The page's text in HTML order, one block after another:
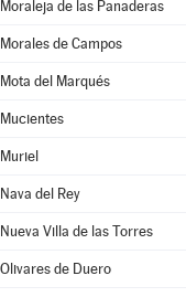
Moraleja de las Panaderas
Morales de Campos
Mota del Marqués
Mucientes
Muriel
Nava del Rey
Nueva Villa de las Torres
Olivares de Duero